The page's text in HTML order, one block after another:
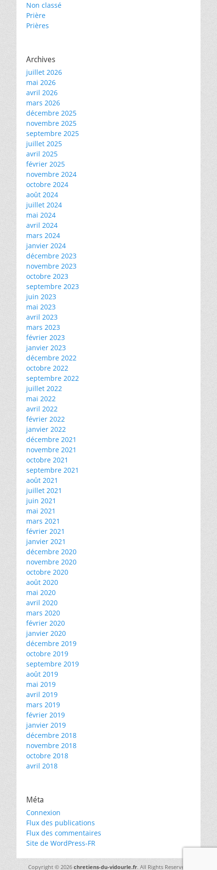
Non classé
Prière
Prières
Archives
juillet 2026
mai 2026
avril 2026
mars 2026
décembre 2025
novembre 2025
septembre 2025
juillet 2025
avril 2025
février 2025
novembre 2024
octobre 2024
août 2024
juillet 2024
mai 2024
avril 2024
mars 2024
janvier 2024
décembre 2023
novembre 2023
octobre 2023
septembre 2023
juin 2023
mai 2023
avril 2023
mars 2023
février 2023
janvier 2023
décembre 2022
octobre 2022
septembre 2022
juillet 2022
mai 2022
avril 2022
février 2022
janvier 2022
décembre 2021
novembre 2021
octobre 2021
septembre 2021
août 2021
juillet 2021
juin 2021
mai 2021
mars 2021
février 2021
janvier 2021
décembre 2020
novembre 2020
octobre 2020
août 2020
mai 2020
avril 2020
mars 2020
février 2020
janvier 2020
décembre 2019
octobre 2019
septembre 2019
août 2019
mai 2019
avril 2019
mars 2019
février 2019
janvier 2019
décembre 2018
novembre 2018
octobre 2018
avril 2018
Méta
Connexion
Flux des publications
Flux des commentaires
Site de WordPress-FR
Copyright © 2026 chretiens-du-vidourle.fr. All Rights Reserved.